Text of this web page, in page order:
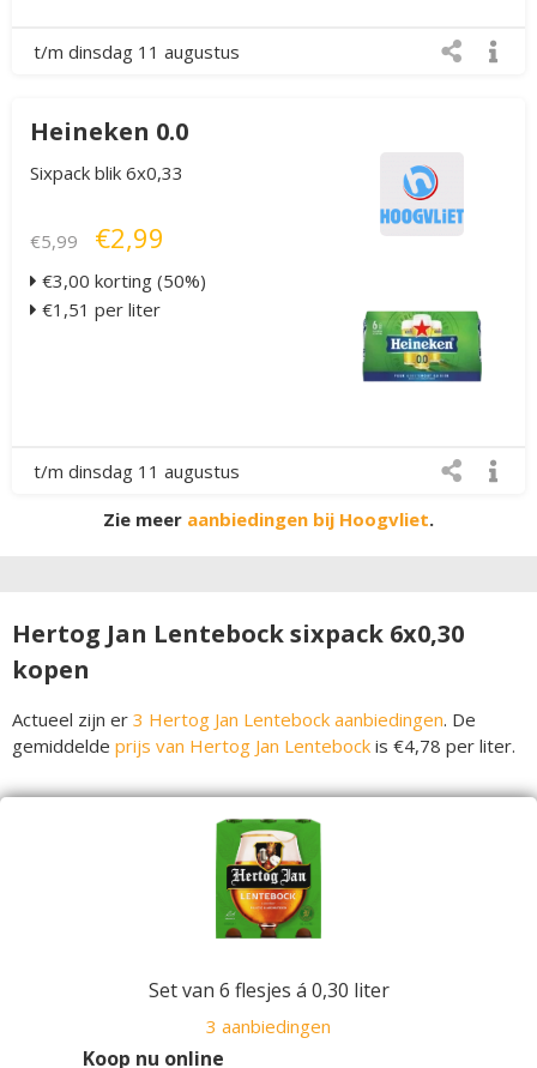
t/m dinsdag 11 augustus
Heineken 0.0
Sixpack blik 6x0,33
€5,99 €2,99
€3,00 korting (50%)
€1,51 per liter
t/m dinsdag 11 augustus
Zie meer aanbiedingen bij Hoogvliet.
Hertog Jan Lentebock sixpack 6x0,30
kopen
Actueel zijn er 3 Hertog Jan Lentebock aanbiedingen. De
gemiddelde prijs van Hertog Jan Lentebock is €4,78 per liter.
Set van 6 flesjes á 0,30 liter
3 aanbiedingen
Koop nu online